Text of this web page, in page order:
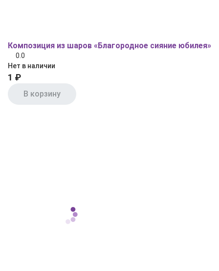
Композиция из шаров «Благородное сияние юбилея»
0.0
Нет в наличии
1 ₽
В корзину